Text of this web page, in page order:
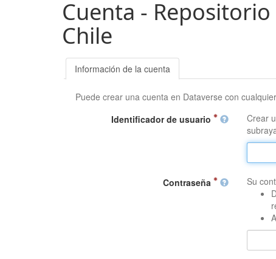
Cuenta -
Chile
Información de la cuenta
Puede crear una cuenta en Dataverse con
Identificador de usuario
Crear
Contraseña
Su